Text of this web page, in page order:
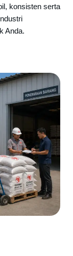
konsisten serta
Anda.